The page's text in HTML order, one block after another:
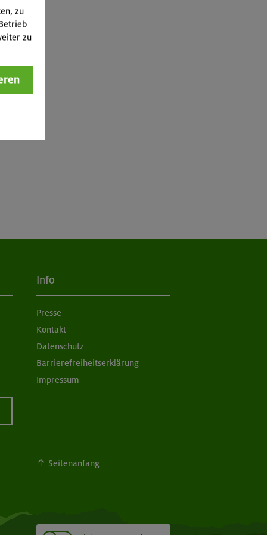
Info
Presse
Kontakt
Datenschutz
Barrierefreiheitserklärung
Impressum
Seitenanfang
zu
zu